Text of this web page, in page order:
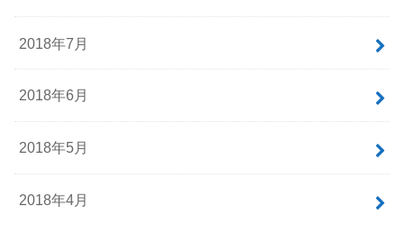
2018年7月
2018年6月
2018年5月
2018年4月